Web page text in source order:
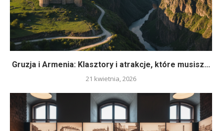
Gruzja i Armenia: Klasztory i atrakcje, które musisz...
21 kwietnia, 2026